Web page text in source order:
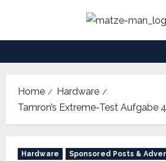
content
Home
Hardware
Tamron’s Extreme-Test Aufgabe 4
Hardware Sponsored Posts &